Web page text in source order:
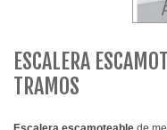
ESCALERA
TRAMOS